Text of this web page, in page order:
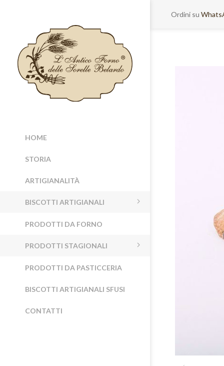
HOME
STORIA
ARTIGIANALITÀ
BISCOTTI ARTIGIANALI
PRODOTTI DA FORNO
PRODOTTI STAGIONALI
PRODOTTI DA PASTICCERIA
BISCOTTI ARTIGIANALI SFUSI
CONTATTI
Ordini su